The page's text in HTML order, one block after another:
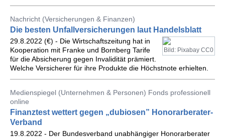
Nachricht (Versicherungen & Finanzen)
Die besten Unfallversicherungen laut Handelsblatt
Bild: Pixabay CC0
29.8.2022 (€) - Die Wirtschaftszeitung hat in
Kooperation mit Franke und Bornberg Tarife
für die Absicherung gegen Invalidität prämiert.
Welche Versicherer für ihre Produkte die Höchstnote erhielten.
Medienspiegel (Unternehmen & Personen) Fonds professionell
online
Finanztest wettert gegen „dubiosen” Honorarberater-
Verband
19.8.2022 - Der Bundesverband unabhängiger Honorarberater